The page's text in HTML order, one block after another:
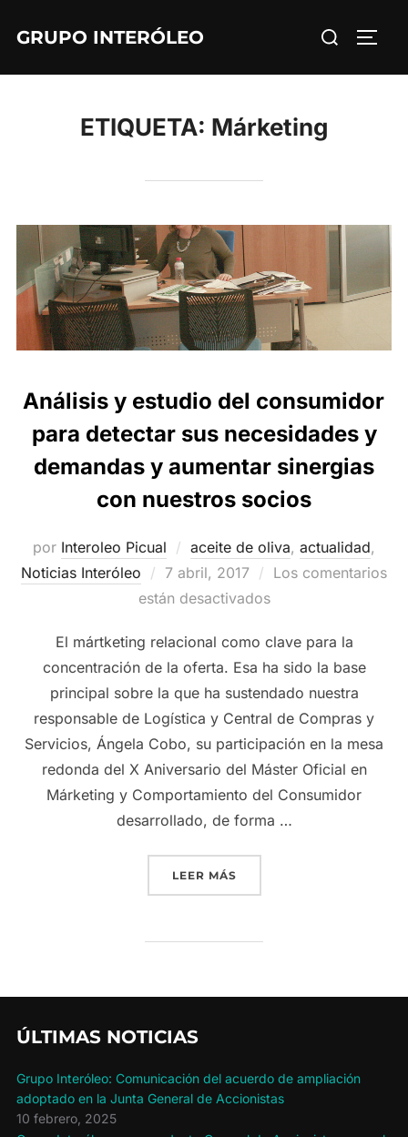
GRUPO INTERÓLEO Buscar:
ETIQUETA: Márketing
Análisis y estudio del consumidor
para detectar sus necesidades y
demandas y aumentar sinergias
con nuestros socios
por Interoleo Picual aceite de oliva, actualidad,
Noticias Interóleo
Publicado
el
7 abril, 2017
Los comentarios
están desactivados
El mártketing relacional como clave para la
concentración de la oferta. Esa ha sido la base
principal sobre la que ha sustendado nuestra
responsable de Logística y Central de Compras y
Servicios, Ángela Cobo, su participación en la mesa
redonda del X Aniversario del Máster Oficial en
Márketing y Comportamiento del Consumidor
desarrollado, de forma …
LEER MÁS«ANÁLISIS Y ESTUDIO
ÚLTIMAS NOTICIAS
Grupo Interóleo: Comunicación del acuerdo de ampliación
adoptado en la Junta General de Accionistas
10 febrero, 2025